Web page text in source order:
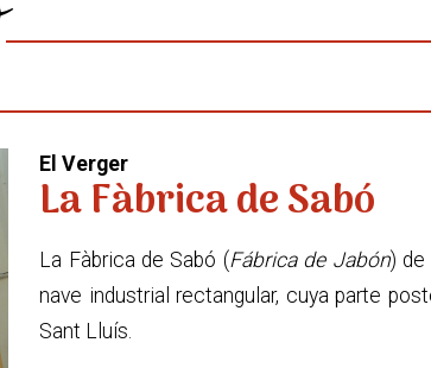
El Verger
La Fàbrica de Sabó
La Fàbrica de Sabó (Fábrica de Jabón) de
nave industrial rectangular, cuya parte
Sant Lluís.